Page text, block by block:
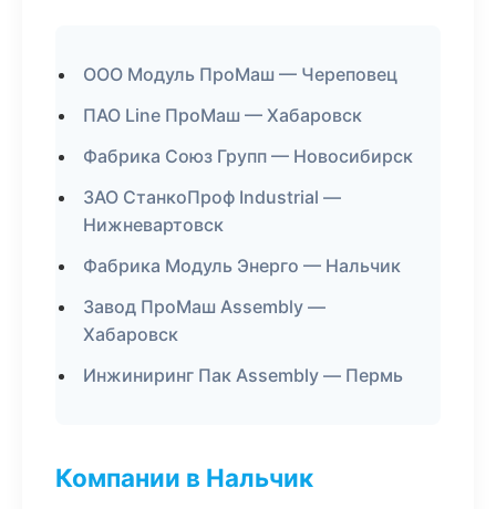
ООО Модуль ПроМаш — Череповец
ПАО Line ПроМаш — Хабаровск
Фабрика Союз Групп — Новосибирск
ЗАО СтанкоПроф Industrial —
Нижневартовск
Фабрика Модуль Энерго — Нальчик
Завод ПроМаш Assembly —
Хабаровск
Инжиниринг Пак Assembly — Пермь
Компании в Нальчик